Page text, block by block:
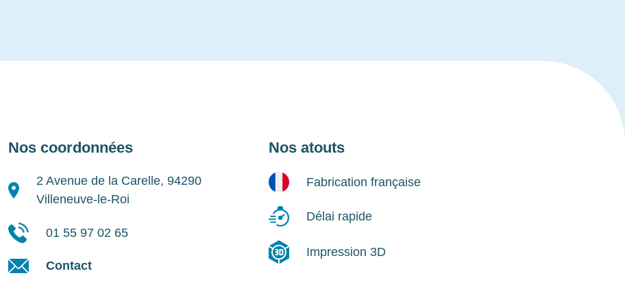
Nos coordonnées
2 Avenue de la Carelle, 94290
Villeneuve-le-Roi
01 55 97 02 65
Contact
Nos atouts
Fabrication française
Délai rapide
Impression 3D